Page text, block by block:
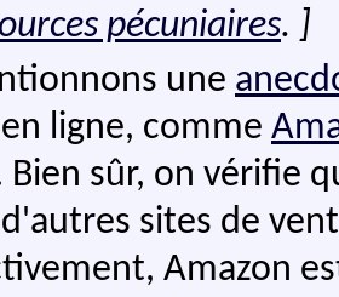
pécuniaires. ]
une
ligne, comme
sûr, on vérifie
sites de
Amazon